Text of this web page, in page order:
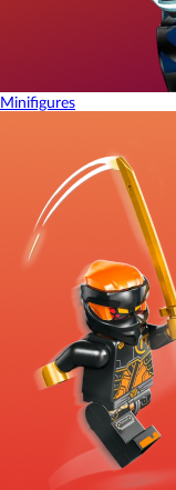
Minifigures